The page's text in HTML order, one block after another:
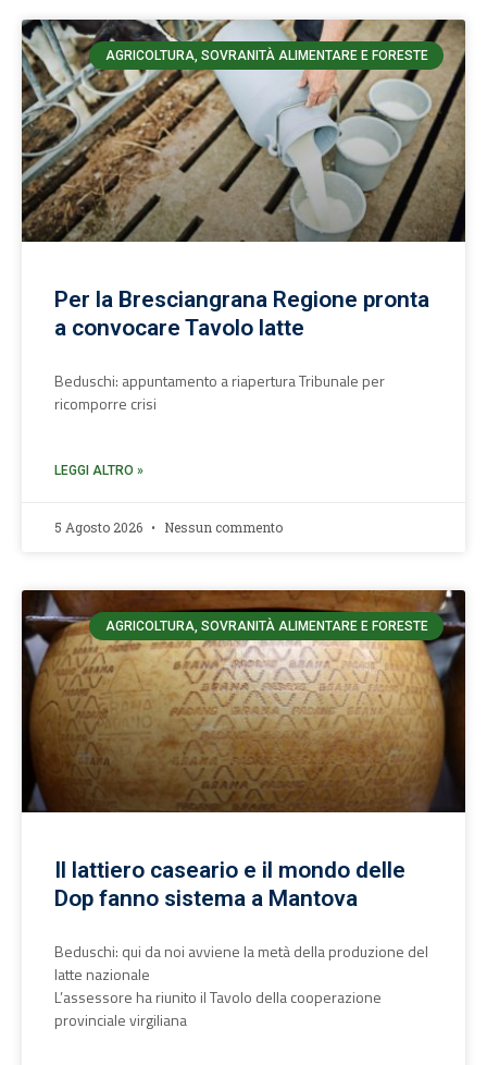
AGRICOLTURA, SOVRANITÀ ALIMENTARE E FORESTE
Per la Bresciangrana Regione pronta
a convocare Tavolo latte
Beduschi: appuntamento a riapertura Tribunale per
ricomporre crisi
LEGGI ALTRO »
5 Agosto 2026 Nessun commento
AGRICOLTURA, SOVRANITÀ ALIMENTARE E FORESTE
Il lattiero caseario e il mondo delle
Dop fanno sistema a Mantova
Beduschi: qui da noi avviene la metà della produzione del
latte nazionale
L’assessore ha riunito il Tavolo della cooperazione
provinciale virgiliana